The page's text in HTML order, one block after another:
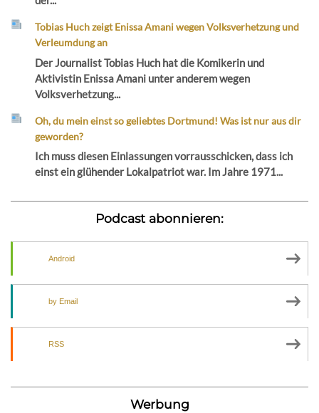
Tobias Huch zeigt Enissa Amani wegen Volksverhetzung und
Verleumdung an
Der Journalist Tobias Huch hat die Komikerin und
Aktivistin Enissa Amani unter anderem wegen
Volksverhetzung...
Oh, du mein einst so geliebtes Dortmund! Was ist nur aus dir
geworden?
Ich muss diesen Einlassungen vorrausschicken, dass ich
einst ein glühender Lokalpatriot war. Im Jahre 1971...
Podcast abonnieren:
Android
by Email
RSS
Werbung